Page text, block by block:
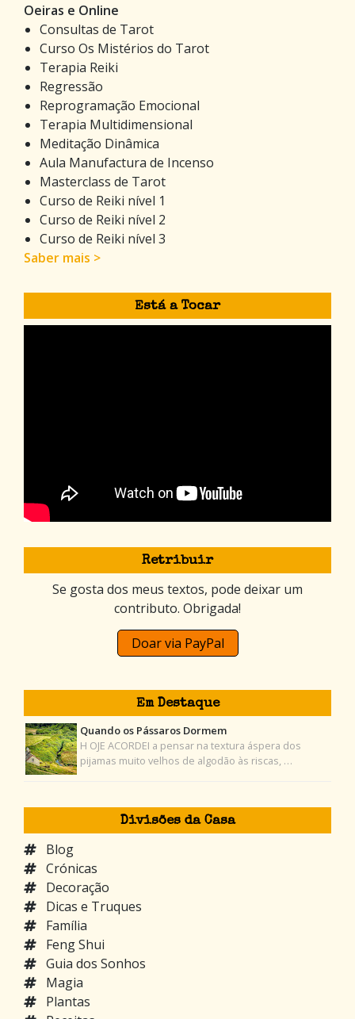
Oeiras e Online
Consultas de Tarot
Curso Os Mistérios do Tarot
Terapia Reiki
Regressão
Reprogramação Emocional
Terapia Multidimensional
Meditação Dinâmica
Aula Manufactura de Incenso
Masterclass de Tarot
Curso de Reiki nível 1
Curso de Reiki nível 2
Curso de Reiki nível 3
Saber mais >
Está a Tocar
Retribuir
Se gosta dos meus textos, pode deixar um
contributo. Obrigada!
Doar via PayPal
Em Destaque
Quando os Pássaros Dormem
H OJE ACORDEI a pensar na textura áspera dos
pijamas muito velhos de algodão às riscas, …
Divisões da Casa
Blog
Crónicas
Decoração
Dicas e Truques
Família
Feng Shui
Guia dos Sonhos
Magia
Plantas